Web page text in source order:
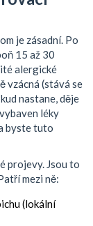
je zásadní. Po
15 až 30
alergické
vzácná (stává se
nastane, děje
léky
byste tuto
projevy. Jsou to
mezi ně:
(lokální